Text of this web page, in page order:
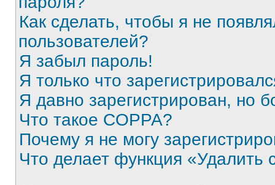
Как сделать, чтобы я не
пользователей?
Я забыл пароль!
Я только что
Я давно зарегистрирован, но
Что такое COPPA?
Почему я не могу
Что делает функция «Удалить